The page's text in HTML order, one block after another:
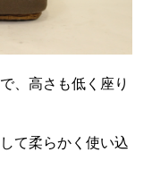
、高さも低く座り
て柔らかく使い込